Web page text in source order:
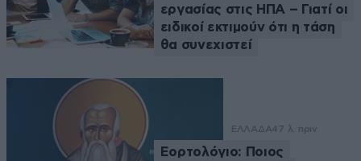
εργασίας στις ΗΠΑ – Γιατί οι
ειδικοί εκτιμούν ότι η τάση
θα συνεχιστεί
ΕΛΛΑΔΑ47 λ. πριν
Εορτολόγιο: Ποιος